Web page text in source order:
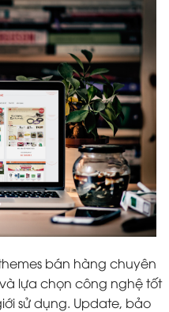
bán hàng chuyên
lựa chọn công nghệ tốt
sử dụng. Update, bảo